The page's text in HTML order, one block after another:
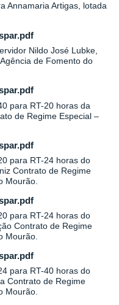
Annamaria Artigas, lotada
Nildo José Lubke,
de Fomento do
para RT-20 horas da
de Regime Especial –
para RT-24 horas do
Contrato de Regime
Mourão.
para RT-24 horas do
Contrato de Regime
Mourão.
para RT-40 horas do
Contrato de Regime
Mourão.